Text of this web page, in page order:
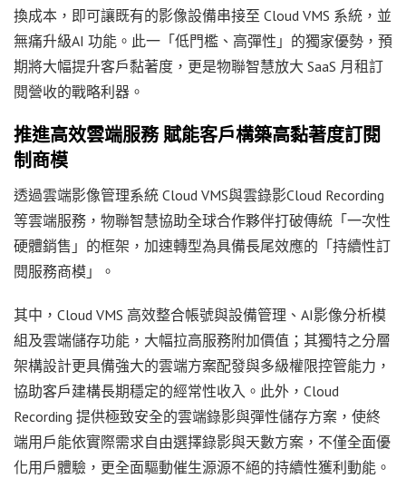
換成本，即可讓既有的影像設備串接至 Cloud VMS 系統，並
無痛升級AI 功能。此一「低門檻、高彈性」的獨家優勢，預
期將大幅提升客戶黏著度，更是物聯智慧放大 SaaS 月租訂
閱營收的戰略利器。
推進高效雲端服務 賦能客戶構築高黏著度訂閱
制商模
透過雲端影像管理系統 Cloud VMS與雲錄影Cloud Recording
等雲端服務，物聯智慧協助全球合作夥伴打破傳統「一次性
硬體銷售」的框架，加速轉型為具備長尾效應的「持續性訂
閱服務商模」。
其中，Cloud VMS 高效整合帳號與設備管理、AI影像分析模
組及雲端儲存功能，大幅拉高服務附加價值；其獨特之分層
架構設計更具備強大的雲端方案配發與多級權限控管能力，
協助客戶建構長期穩定的經常性收入。此外，Cloud
Recording 提供極致安全的雲端錄影與彈性儲存方案，使終
端用戶能依實際需求自由選擇錄影與天數方案，不僅全面優
化用戶體驗，更全面驅動催生源源不絕的持續性獲利動能。